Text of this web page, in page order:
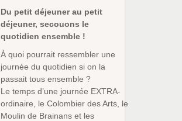
Du petit déjeuner au petit
déjeuner, secouons le
quotidien ensemble !
À quoi pourrait ressembler une
journée du quotidien si on la
passait tous ensemble ?
Le temps d’une journée EXTRA-
ordinaire, le Colombier des Arts, le
Moulin de Brainans et les